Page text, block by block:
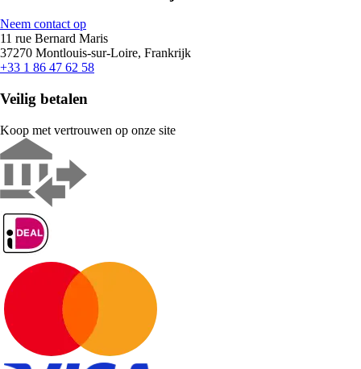
Neem contact op
11 rue Bernard Maris
37270 Montlouis-sur-Loire, Frankrijk
+33 1 86 47 62 58
Veilig betalen
Koop met vertrouwen op onze site